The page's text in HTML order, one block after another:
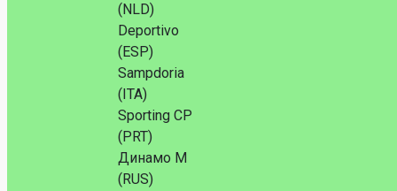
(NLD)
Deportivo
(ESP)
Sampdoria
(ITA)
Sporting CP
(PRT)
Динамо М
(RUS)